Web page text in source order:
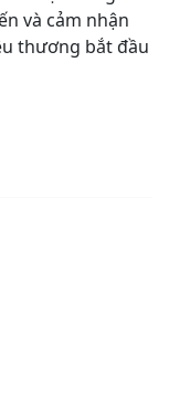
và cảm nhận
thương bắt đầu